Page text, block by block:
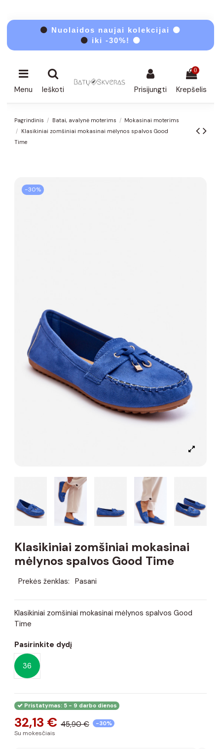
⚫ Nuolaidos naujai kolekcijai ⚫
⚫ iki -30%! ⚫
Menu Ieškoti Prisijungti
0
Krepšelis
Pagrindinis Batai, avalynė moterims
Mokasinai moterims
Klasikiniai zomšiniai mokasinai mėlynos spalvos Good
Time
−30%
Klasikiniai zomšiniai mokasinai
mėlynos spalvos Good Time
Prekės ženklas: Pasani
Klasikiniai zomšiniai mokasinai mėlynos spalvos Good
Time
Pasirinkite dydį
36
Pristatymas: 5 - 9 darbo dienos
32,13 € 45,90 € -30%
Su mokesčiais